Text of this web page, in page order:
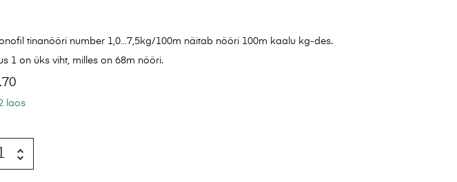
tinanööri number 1,0…7,5kg/100m näitab nööri 100m kaalu kg-des.
1 on üks viht, milles on 68m nööri.
laos